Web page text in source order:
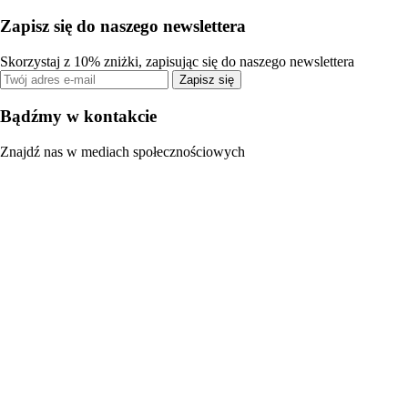
Zapisz się do naszego newslettera
Skorzystaj z 10% zniżki, zapisując się do naszego newslettera
Zapisz się
Bądźmy w kontakcie
Znajdź nas w mediach społecznościowych